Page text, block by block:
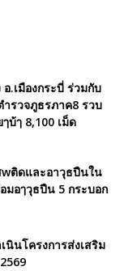
.เมืองกระบี่ ร่วมกับ
รวจภูธรภาค8 รวบ
บ้ๅ 8,100 เม็ด
ติดและอาวุธปืนใน
มอๅวุธปืน 5 กระบอก
นินโครงการส่งเสริม